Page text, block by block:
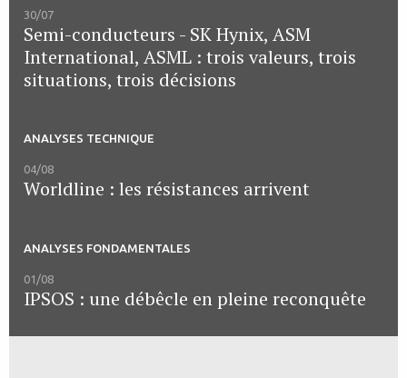
30/07
Semi-conducteurs - SK Hynix, ASM
International, ASML : trois valeurs, trois
situations, trois décisions
ANALYSES TECHNIQUE
04/08
Worldline : les résistances arrivent
ANALYSES FONDAMENTALES
01/08
IPSOS : une débêcle en pleine reconquête